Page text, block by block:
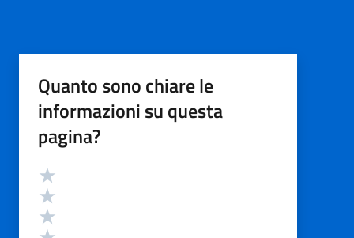
Quanto sono chiare le
informazioni su questa
pagina?
Valutazione